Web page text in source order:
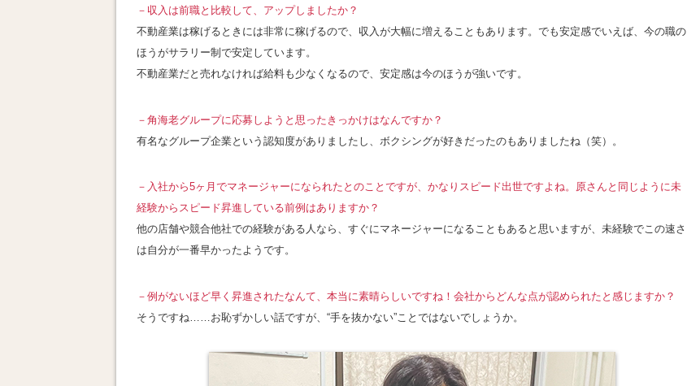
－収入は前職と比較して、アップしましたか ？
不動産業は稼げるときには非常に稼げるので、収入が大幅に増えることもあります。でも安定感でいえば、今の職の
ほうがサラリー制で安定しています。
不動産業だと売れなければ給料も少なくなるので、安定感は今のほうが強いです。
－ 角海老グループに応募しようと思ったきっかけはなんですか？
有名なグループ企業という認知度がありましたし、ボクシングが好きだったのもありましたね（笑）
。
－ 入社から5ヶ月でマネージャーになられたとのことですが、かなりスピード出世ですよね。原さんと同じように未
経験からスピード昇進している前例はありますか？
他の店舗や競合他社での経験がある人なら、すぐにマネージャーになることもあると思いますが、未経験でこの速さ
は自分が一番早かったようです。
－ 例がないほど早く昇進されたなんて、本当に素晴らしいですね！ 会社からどんな点が認められたと感じますか ？
そうですね……お恥ずかしい話ですが、“手を抜かない”ことではないでしょうか。